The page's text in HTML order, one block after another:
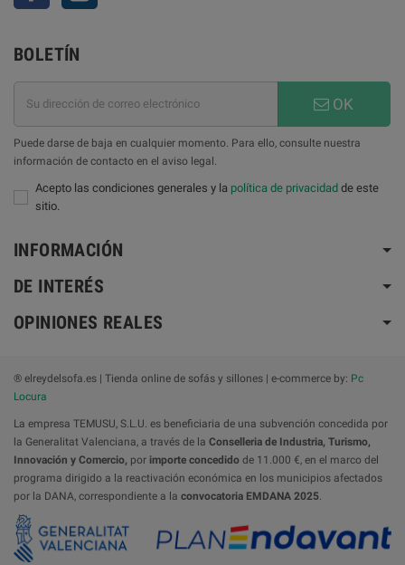
BOLETÍN
OK
Puede darse de baja en cualquier momento. Para ello, consulte nuestra
información de contacto en el aviso legal.
Acepto las condiciones generales y la política de privacidad de este
sitio.
INFORMACIÓN
DE INTERÉS
OPINIONES REALES
® elreydelsofa.es | Tienda online de sofás y sillones | e-commerce by: Pc
Locura
La empresa TEMUSU, S.L.U. es beneficiaria de una subvención concedida por
la Generalitat Valenciana, a través de la Conselleria de Industria, Turismo,
Innovación y Comercio, por importe concedido de 11.000 €, en el marco del
programa dirigido a la reactivación económica en los municipios afectados
por la DANA, correspondiente a la convocatoria EMDANA 2025